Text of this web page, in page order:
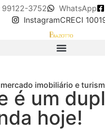
99122-3752 WhatsApp
InstagramCRECI
imobiliário e
é um
hoje!